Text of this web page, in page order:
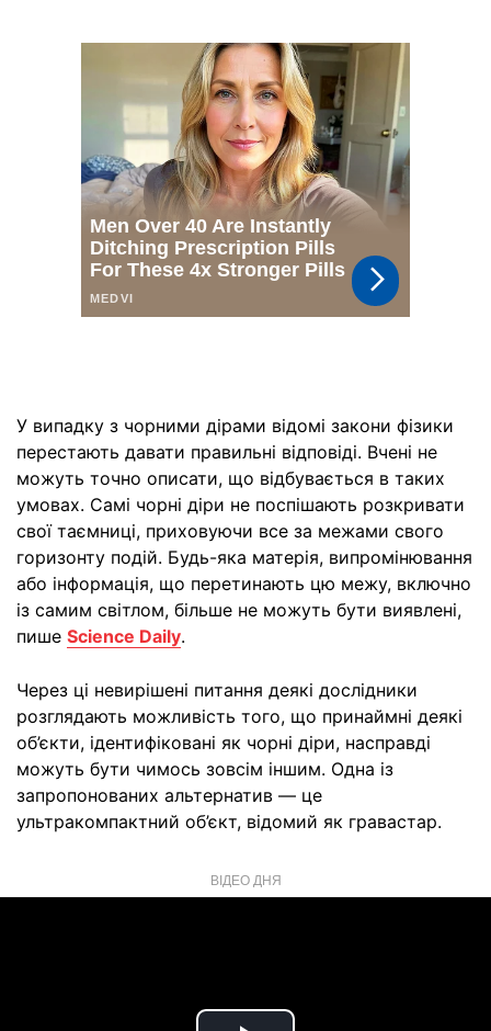
У випадку з чорними дірами відомі закони фізики
перестають давати правильні відповіді. Вчені не
можуть точно описати, що відбувається в таких
умовах. Самі чорні діри не поспішають розкривати
свої таємниці, приховуючи все за межами свого
горизонту подій. Будь-яка матерія, випромінювання
або інформація, що перетинають цю межу, включно
із самим світлом, більше не можуть бути виявлені,
пише Science Daily.
Через ці невирішені питання деякі дослідники
розглядають можливість того, що принаймні деякі
об’єкти, ідентифіковані як чорні діри, насправді
можуть бути чимось зовсім іншим. Одна із
запропонованих альтернатив — це
ультракомпактний об’єкт, відомий як гравастар.
ВІДЕО ДНЯ